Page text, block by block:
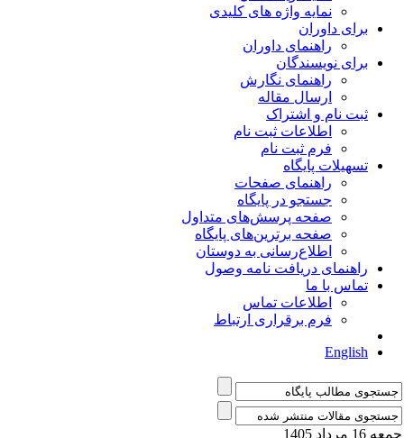
نمایه واژه های کلیدی
برای داوران
راهنمای داوران
برای نویسندگان
راهنمای نگارش
ارسال مقاله
ثبت نام و اشتراک
اطلاعات ثبت نام
فرم ثبت نام
تسهیلات پایگاه
راهنمای صفحات
جستجو در پایگاه
صفحه پرسش‌های متداول
صفحه برترین‌های پایگاه
اطلاع‌رسانی به دوستان
راهنمای دریافت نامه وصول
تماس با ما
اطلاعات تماس
فرم برقراری ارتباط
English
مرداد 1405